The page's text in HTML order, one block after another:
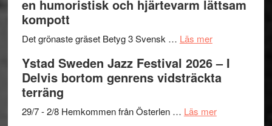
–
Frankenshtey
med
Fox
och
titlar
årets
Mehrabi
Filmstadens
stipendium
en humoristisk och hjärtevarm lättsam
kompott
Det grönaste gräset Betyg 3 Svensk … Läs merom
Det
grönaste
–
Ystad Sweden Jazz Festival 2026 – I
Delvis bortom genrens vidsträckta
terräng
29/7 - 2/8 Hemkommen från Österlen … Läs merom